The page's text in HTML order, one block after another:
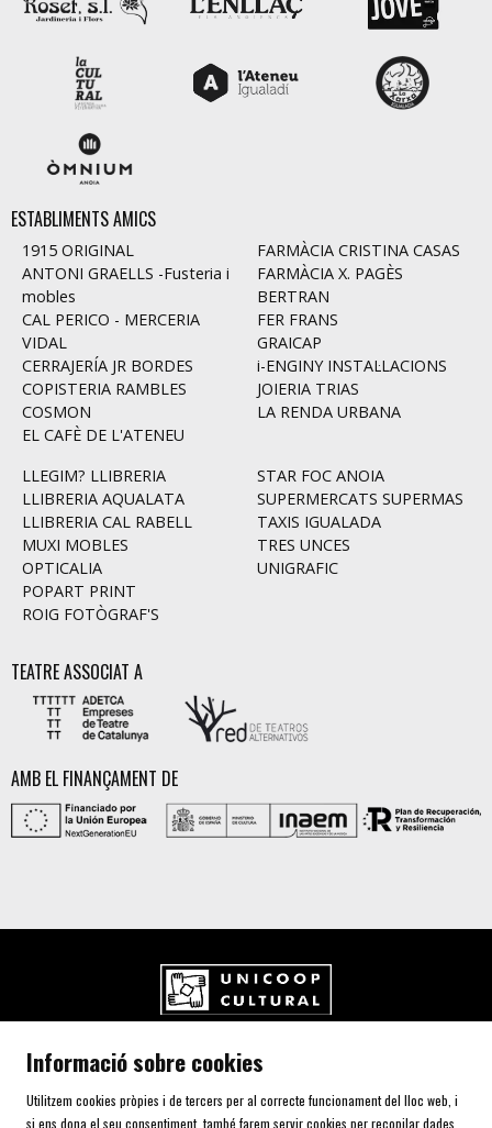
ESTABLIMENTS AMICS
1915 ORIGINAL
ANTONI GRAELLS -Fusteria i
mobles
CAL PERICO - MERCERIA
VIDAL
CERRAJERÍA JR BORDES
COPISTERIA RAMBLES
COSMON
EL CAFÈ DE L'ATENEU
FARMÀCIA CRISTINA CASAS
FARMÀCIA X. PAGÈS
BERTRAN
FER FRANS
GRAICAP
i-ENGINY INSTAL·LACIONS
JOIERIA TRIAS
LA RENDA URBANA
LLEGIM? LLIBRERIA
LLIBRERIA AQUALATA
LLIBRERIA CAL RABELL
MUXI MOBLES
OPTICALIA
POPART PRINT
ROIG FOTÒGRAF'S
STAR FOC ANOIA
SUPERMERCATS SUPERMAS
TAXIS IGUALADA
TRES UNCES
UNIGRAFIC
TEATRE ASSOCIAT A
AMB EL FINANÇAMENT DE
Carrer de l'Aurora, 80 (Plaça de Cal Font)
Telf. 93 805 00 75
Informació sobre cookies
Utilitzem cookies pròpies i de tercers per al correcte funcionament del lloc web, i
si ens dona el seu consentiment, també farem servir cookies per recopilar dades